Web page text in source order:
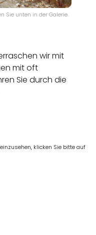
Sie unten in der Galerie.
wir mit
mit oft
Sie durch die
klicken Sie bitte auf